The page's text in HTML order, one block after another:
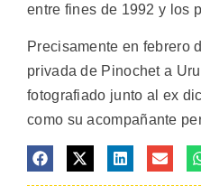
entre fines de 1992 y los
Precisamente en febrero
privada de Pinochet a
fotografiado junto al ex
como su acompañante